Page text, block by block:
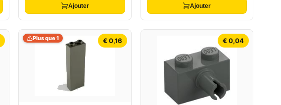
Ajouter Ajouter
€ 0,16
Plus que 1 € 0,04